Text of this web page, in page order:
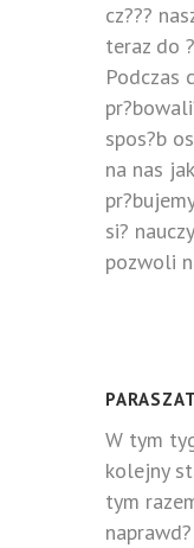
cz???
teraz do
Podczas
spos?b
na nas
si?
pozwoli
W tym
kolejny
tym